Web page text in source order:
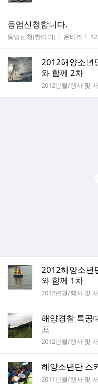
등업신청합니다.
게시판명
등업신청(한마디) 작성자
온티즈 작
2012해양소년
와 함께 2차
게시판명
2012년월/행사 및
2012해양소년
와 함께 1차
게시판명
2012년월/행사 및
해양경찰 특공
프
게시판명
2012년월/행사 및
해양소년단 스
게시판명
2011년월/행사 및